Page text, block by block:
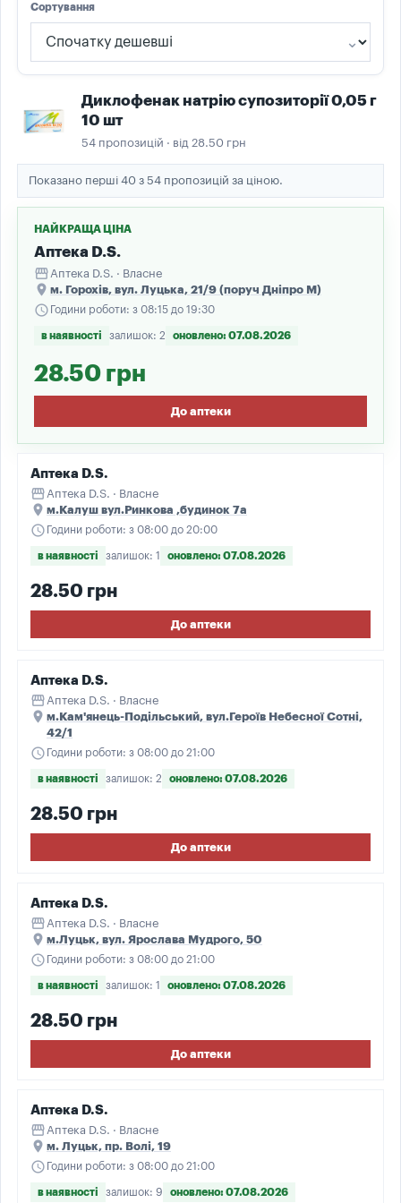
Сортування
Диклофенак натрію супозиторії 0,05 г
10 шт
54 пропозицій · від 28.50 грн
Показано перші 40 з 54 пропозицій за ціною.
НАЙКРАЩА ЦІНА
Аптека D.S.
storefront Аптека D.S. · Власне
place м. Горохів, вул. Луцька, 21/9 (поруч Дніпро М)
schedule Години роботи: з 08:15 до 19:30
в наявності залишок: 2 оновлено: 07.08.2026
28.50 грн
До аптеки
Аптека D.S.
storefront Аптека D.S. · Власне
place м.Калуш вул.Ринкова ,будинок 7а
schedule Години роботи: з 08:00 до 20:00
в наявності залишок: 1 оновлено: 07.08.2026
28.50 грн
До аптеки
Аптека D.S.
storefront Аптека D.S. · Власне
place м.Кам'янець-Подільський, вул.Героїв Небесної Сотні,
42/1
schedule Години роботи: з 08:00 до 21:00
в наявності залишок: 2 оновлено: 07.08.2026
28.50 грн
До аптеки
Аптека D.S.
storefront Аптека D.S. · Власне
place м.Луцьк, вул. Ярослава Мудрого, 50
schedule Години роботи: з 08:00 до 21:00
в наявності залишок: 1 оновлено: 07.08.2026
28.50 грн
До аптеки
Аптека D.S.
storefront Аптека D.S. · Власне
place м. Луцьк, пр. Волі, 19
schedule Години роботи: з 08:00 до 21:00
в наявності залишок: 9 оновлено: 07.08.2026